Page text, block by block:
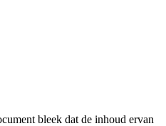
bleek dat de inhoud ervan